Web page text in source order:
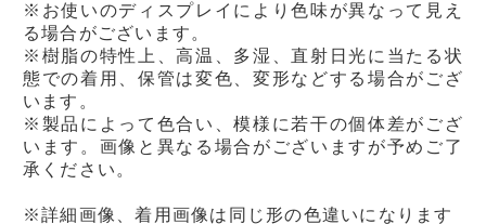
※お使いのディスプレイにより色味が異なって見え
る場合がございます。
※樹脂の特性上、高温、多湿、直射日光に当たる状
態での着用、保管は変色、変形などする場合がござ
います。
※製品によって色合い、模様に若干の個体差がござ
います。画像と異なる場合がございますが予めご了
承ください。
※詳細画像、着用画像は同じ形の色違いになります